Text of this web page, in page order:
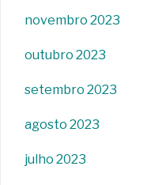
novembro 2023
outubro 2023
setembro 2023
agosto 2023
julho 2023